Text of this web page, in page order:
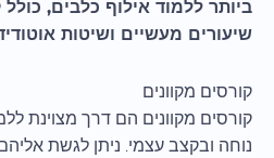
ביותר ללמוד אילוף כלבים, כולל
שיעורים מעשיים ושיטות
קורסים מקוונים
קורסים מקוונים הם דרך מצוינת
נוחה ובקצב עצמי. ניתן לגשת